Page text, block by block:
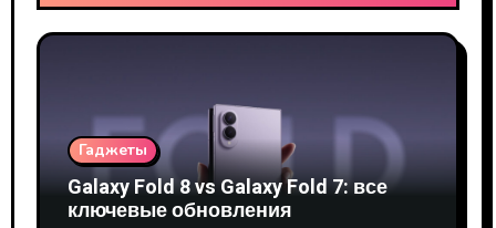
Гаджеты
Galaxy Fold 8 vs Galaxy Fold 7: все
ключевые обновления